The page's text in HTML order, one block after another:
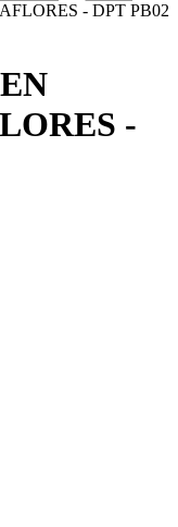
- DPT PB02
-